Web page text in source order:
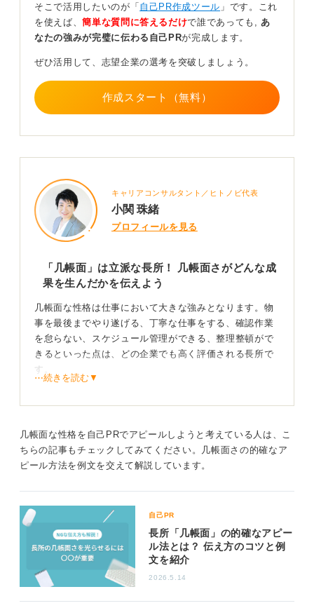
あなたの几帳面さは周りの人が簡単に真似できない
ことかも
められることは稀です。社会人の基礎基本として几帳面
さをアピールし、その土台があればクリエイティブな方
面に進んでも評価される可能性は十分にあります。
経験で、自分で意識をせずとも几帳面に物事を進められ
自分が当たり前だと思っていることでも、他人にとって
は難しいことであるという前提に立ち、自分の経験を洗
い出してアピールすると良いと考えます。
ない」「周りに必ず意見を求めて物事を進める」といっ
た行動は当たり前にできることではない人もいると知っ
0
そこで活用したいのが「 自己PR作成ツール 」です。これ
を使えば、簡単な質問に答えるだけで誰であっても, あ
なたの強みが完璧に伝わる自己PRが完成します。
ぜひ活用して、志望企業の選考を突破しましょう。
作成スタート（無料）
キャリアコンサルタント／ヒトノビ代表
小関 珠緒
プロフィールを見る
「几帳面」は立派な長所！ 几帳面さがどんな成
果を生んだかを伝えよう
几帳面な性格は仕事において大きな強みとなります。物
事を最後までやり遂げる、丁寧な仕事をする、確認作業
を怠らない、スケジュール管理ができる、整理整頓がで
きるといった点は、どの企業でも高く評価される長所で
す。
具体的なエピソードを交えて説明してください。
たとえば、「アルバイト先で丁寧に会計作業をした結
果、ミスが減って周囲から感謝された」など、几帳面な
性格でどのように業務へ貢献したかを具体的に話すこと
短所は工夫でカバー！ 成長意欲をアピールしよう！
⋯続きを読む▼
几帳面な性格を自己PRでアピールしようと考えている人は、こ
ちらの記事もチェックしてみてください。几帳面さの的確なア
ピール方法を例文を交えて解説しています。
自己PR
長所「几帳面」の的確なアピー
ル法とは？ 伝え方のコツと例
文を紹介
2026.5.14